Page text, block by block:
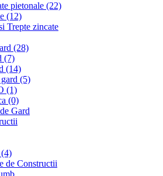
pietonale (22)
(12)
Trepte zincate
(28)
(7)
(14)
(5)
(1)
(0)
Gard
de Constructii